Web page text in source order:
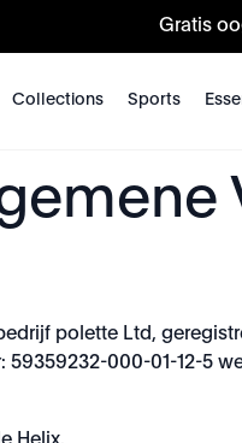
Gratis
Collections Sports
polette Ltd,
000-01-12-5